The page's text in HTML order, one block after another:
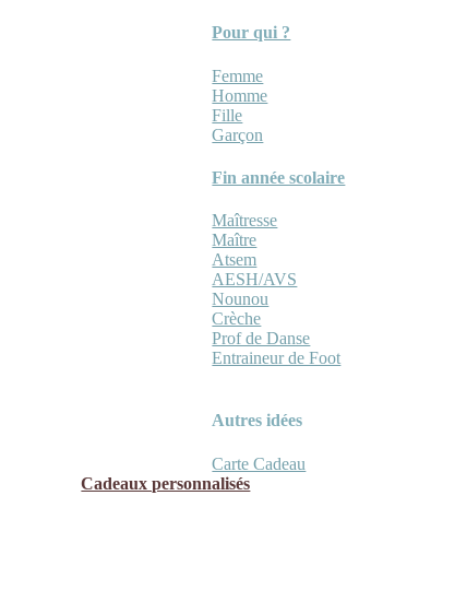
Pour qui ?
Femme
Homme
Fille
Garçon
Fin année scolaire
Maîtresse
Maître
Atsem
AESH/AVS
Nounou
Crèche
Prof de Danse
Entraineur de Foot
Autres idées
Carte Cadeau
Cadeaux personnalisés